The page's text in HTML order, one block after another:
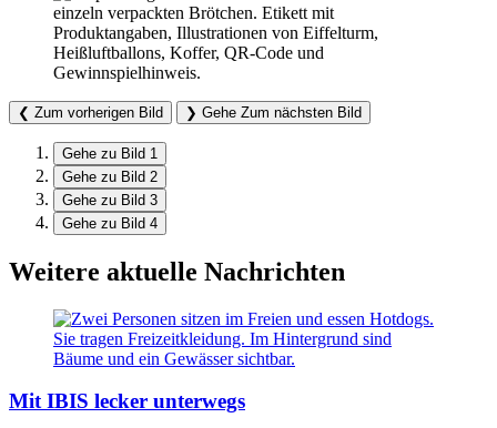
❮ Zum vorherigen Bild ❯ Gehe Zum nächsten Bild
Gehe zu Bild 1
Gehe zu Bild 2
Gehe zu Bild 3
Gehe zu Bild 4
Weitere aktuelle Nachrichten
Mit IBIS lecker unterwegs